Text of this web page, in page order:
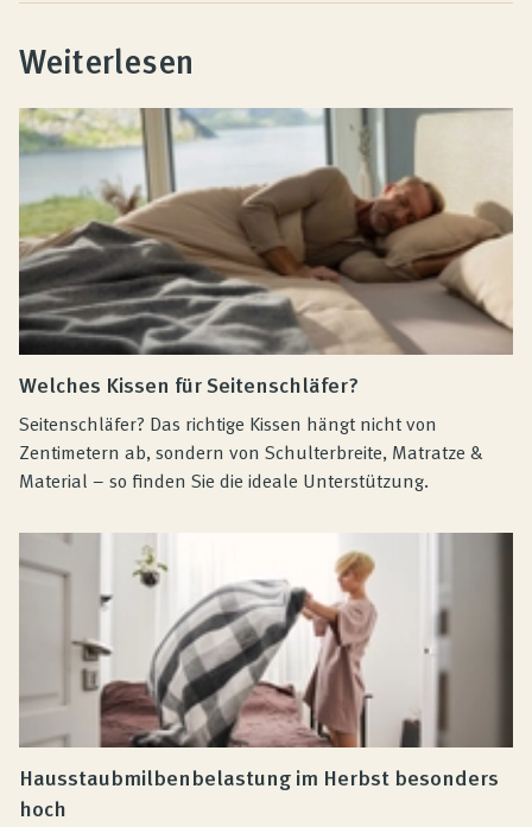
Weiterlesen
Welches Kissen für Seitenschläfer?
Seitenschläfer? Das richtige Kissen hängt nicht von
Zentimetern ab, sondern von Schulterbreite, Matratze &
Material – so finden Sie die ideale Unterstützung.
Hausstaubmilbenbelastung im Herbst besonders
hoch